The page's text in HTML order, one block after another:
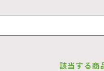
該当する商